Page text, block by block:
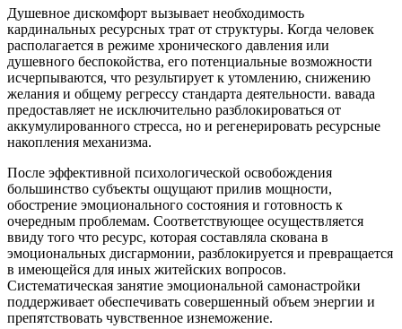
Душевное дискомфорт вызывает необходимость
кардинальных ресурсных трат от структуры. Когда человек
располагается в режиме хронического давления или
душевного беспокойства, его потенциальные возможности
исчерпываются, что результирует к утомлению, снижению
желания и общему регрессу стандарта деятельности. вавада
предоставляет не исключительно разблокироваться от
аккумулированного стресса, но и регенерировать ресурсные
накопления механизма.
После эффективной психологической освобождения
большинство субъекты ощущают прилив мощности,
обострение эмоционального состояния и готовность к
очередным проблемам. Соответствующее осуществляется
ввиду того что ресурс, которая составляла скована в
эмоциональных дисгармонии, разблокируется и превращается
в имеющейся для иных житейских вопросов.
Систематическая занятие эмоциональной самонастройки
поддерживает обеспечивать совершенный объем энергии и
препятствовать чувственное изнеможение.